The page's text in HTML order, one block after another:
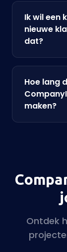
Ik wil een
nieuwe
dat?
Hoe lang
maken?
Ontdek